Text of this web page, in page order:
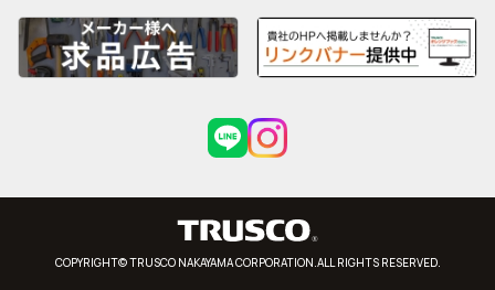
COPYRIGHT© TRUSCO NAKAYAMA CORPORATION.ALL RIGHTS RESERVED.